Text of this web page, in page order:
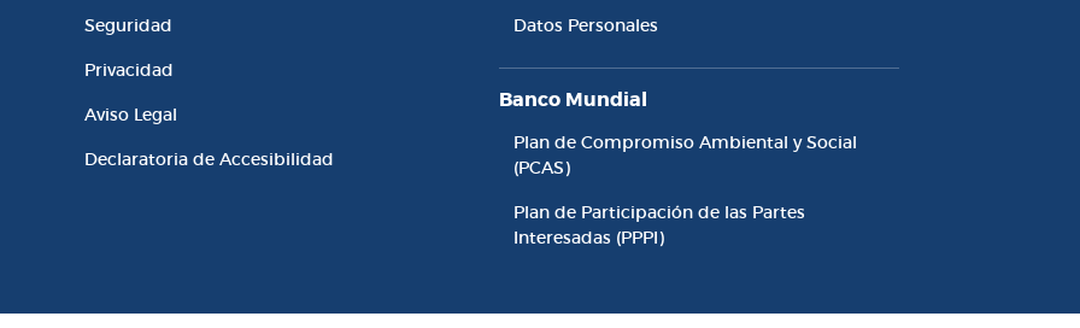
Seguridad
Privacidad
Aviso Legal
Declaratoria de Accesibilidad
Datos Personales
Banco Mundial
Plan de Compromiso Ambiental y Social
(PCAS)
Plan de Participación de las Partes
Interesadas (PPPI)